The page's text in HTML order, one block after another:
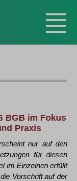
BGB im Fokus
Praxis
nur auf den
für diesen
im Einzelnen erfüllt
Vorschrift auf der